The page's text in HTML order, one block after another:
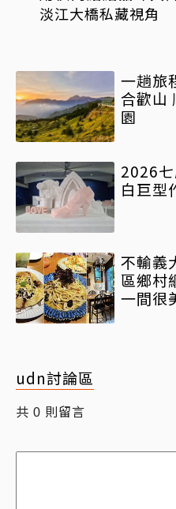
淡江大橋私藏視角
一趟旅
合歡山
園
2026
白巨型
不輸義
區鄉村
一間很
udn討論區
共 0 則留言